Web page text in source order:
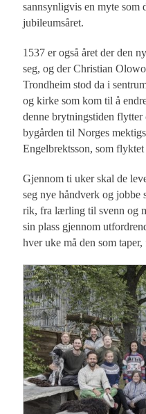
sannsynligvis en myte som
jubileumsåret.
1537 er også året der den
seg, og der Christian
Trondheim stod da i
og kirke som kom til å
denne brytningstiden
bygården til Norges
Engelbrektsson, som
Gjennom ti uker skal de
seg nye håndverk og jobbe
rik, fra lærling til svenn og
sin plass gjennom
hver uke må den som